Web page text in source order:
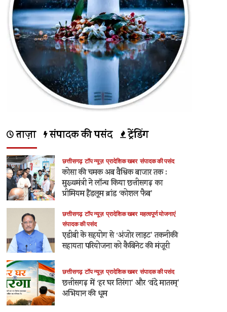
ताज़ा संपादक की पसंद ट्रेंडिंग
छत्तीसगढ़ टॉप न्यूज़ प्रादेशिक खबर संपादक की पसंद
कोसा की चमक अब वैश्विक बाजार तक :
मुख्यमंत्री ने लॉन्च किया छत्तीसगढ़ का
प्रीमियम हैंडलूम ब्रांड ‘कोशल फैब’
छत्तीसगढ़ टॉप न्यूज़ प्रादेशिक खबर महत्वपूर्ण योजनाएं
संपादक की पसंद
एडीबी के सहयोग से ‘अंजोर लाइट’ तकनीकी
सहायता परियोजना को कैबिनेट की मंजूरी
छत्तीसगढ़ टॉप न्यूज़ प्रादेशिक खबर संपादक की पसंद
छत्तीसगढ़ में ‘हर घर तिरंगा’ और ‘वंदे मातरम्’
अभियान की धूम